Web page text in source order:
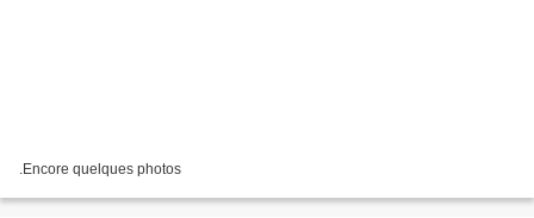
.Encore quelques photos